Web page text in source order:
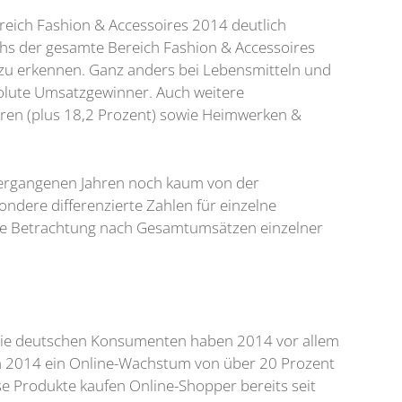
Fashion & Accessoires 2014 deutlich
der gesamte Bereich Fashion & Accessoires
erkennen. Ganz anders bei Lebensmitteln und
Umsatzgewinner. Auch weitere
(plus 18,2 Prozent) sowie Heimwerken &
Jahren noch kaum von der
differenzierte Zahlen für einzelne
Betrachtung nach Gesamtumsätzen einzelner
deutschen Konsumenten haben 2014 vor allem
ein Online-Wachstum von über 20 Prozent
Produkte kaufen Online-Shopper bereits seit